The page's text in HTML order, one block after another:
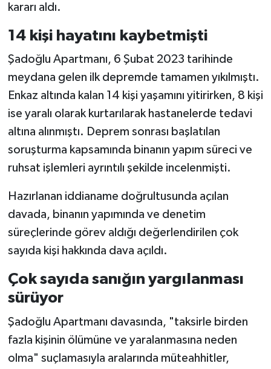
kararı aldı.
14 kişi hayatını kaybetmişti
Şadoğlu Apartmanı, 6 Şubat 2023 tarihinde
meydana gelen ilk depremde tamamen yıkılmıştı.
Enkaz altında kalan 14 kişi yaşamını yitirirken, 8 kişi
ise yaralı olarak kurtarılarak hastanelerde tedavi
altına alınmıştı. Deprem sonrası başlatılan
soruşturma kapsamında binanın yapım süreci ve
ruhsat işlemleri ayrıntılı şekilde incelenmişti.
Hazırlanan iddianame doğrultusunda açılan
davada, binanın yapımında ve denetim
süreçlerinde görev aldığı değerlendirilen çok
sayıda kişi hakkında dava açıldı.
Çok sayıda sanığın yargılanması
sürüyor
Şadoğlu Apartmanı davasında, "taksirle birden
fazla kişinin ölümüne ve yaralanmasına neden
olma" suçlamasıyla aralarında müteahhitler,